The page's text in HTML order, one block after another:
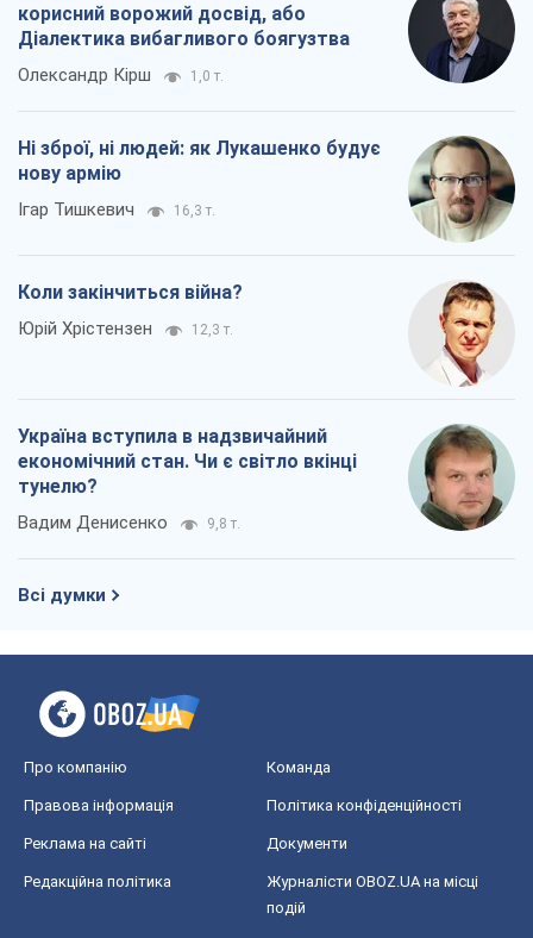
корисний ворожий досвід, або
Діалектика вибагливого боягузтва
Олександр Кірш 1,0 т.
Ні зброї, ні людей: як Лукашенко будує
нову армію
Ігар Тишкевич 16,3 т.
Коли закінчиться війна?
Юрій Хрістензен 12,3 т.
Україна вступила в надзвичайний
економічний стан. Чи є світло вкінці
тунелю?
Вадим Денисенко 9,8 т.
Всі думки
Про компанію Команда
Правова інформація Політика конфіденційності
Реклама на сайті Документи
Редакційна політика
Журналісти OBOZ.UA на місці
подій